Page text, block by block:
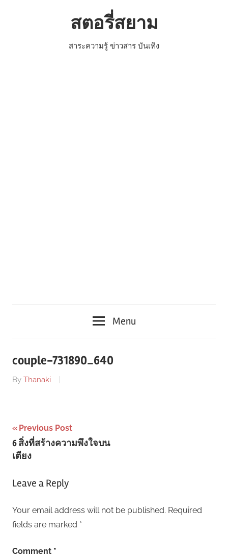
สตอรี่สยาม
สาระความรู้ ข่าวสาร บันเทิง
Menu
couple-731890_640
By Thanaki
Post
navigation
Previous Post
6 สิ่งที่สร้างความพึงใจบน
เตียง
Leave a Reply
Your email address will not be published. Required
fields are marked *
Comment *